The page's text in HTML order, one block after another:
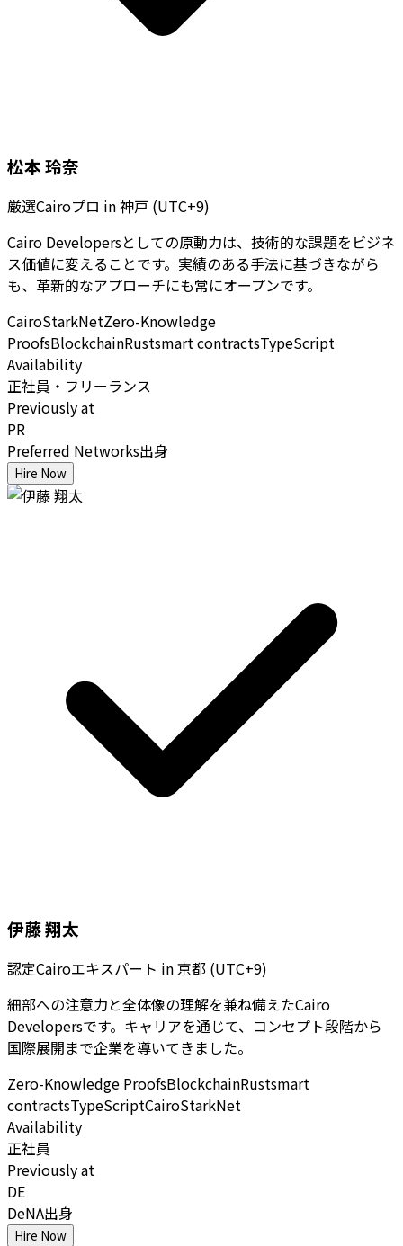
松本 玲奈
厳選Cairoプロ in神戸 (UTC+9)
Cairo Developersとしての原動力は、技術的な課題をビジネ
ス価値に変えることです。実績のある手法に基づきながら
も、革新的なアプローチにも常にオープンです。
CairoStarkNetZero-Knowledge
ProofsBlockchainRustsmart contractsTypeScript
Availability
正社員・フリーランス
Previously at
PR
Preferred Networks出身
Hire Now
伊藤 翔太
認定Cairoエキスパート in京都 (UTC+9)
細部への注意力と全体像の理解を兼ね備えたCairo
Developersです。キャリアを通じて、コンセプト段階から
国際展開まで企業を導いてきました。
Zero-Knowledge ProofsBlockchainRustsmart
contractsTypeScriptCairoStarkNet
Availability
正社員
Previously at
DE
DeNA出身
Hire Now